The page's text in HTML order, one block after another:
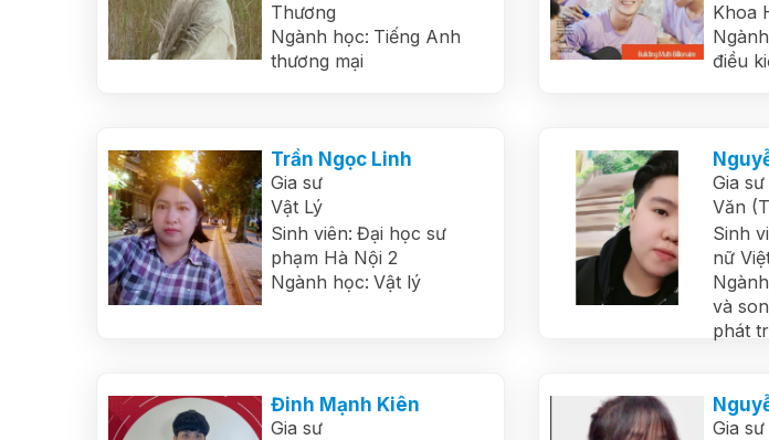
Thương
Ngành học: Tiếng Anh
thương mại
Khoa
điều
Trần Ngọc Linh
Gia sư
Vật Lý
Sinh viên: Đại học sư
phạm Hà Nội 2
Ngành học: Vật lý
Gia sư
Văn
Sinh
nữ
và
phát
Đinh Mạnh Kiên
Gia sư
Gia sư